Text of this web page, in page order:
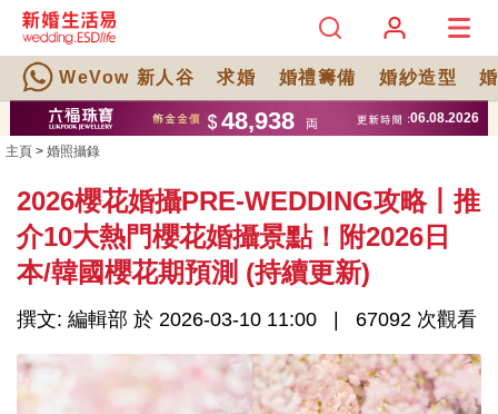
WeVow 新人谷 求婚 婚禮籌備 婚紗造型
主頁 > 婚照攝錄
2026櫻花婚攝PRE-WEDDING攻略丨推
介10大熱門櫻花婚攝景點！附2026日
本/韓國櫻花期預測 (持續更新)
撰文: 編輯部 於 2026-03-10 11:00 67092 次觀看